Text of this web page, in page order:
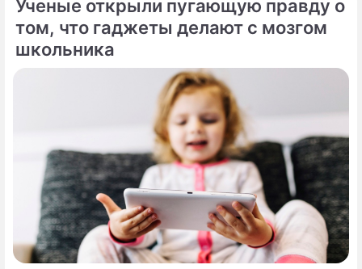
Ученые открыли пугающую правду о
том, что гаджеты делают с мозгом
школьника